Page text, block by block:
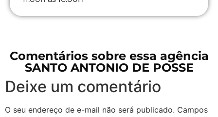
Comentários sobre essa agência
SANTO ANTONIO DE POSSE
Deixe um comentário
O seu endereço de e-mail não será publicado. Campos